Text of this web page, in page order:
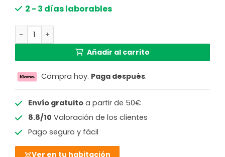
2 - 3 días laborables
Aplique de diseño Steinhauer Sparkled light crema y
Añadir al carrito
Compra hoy. Paga después.
Envío gratuitoa partir de 50€
8.8/10 Valoración de los clientes
Pago seguro y fácil
Ver en tu habitación